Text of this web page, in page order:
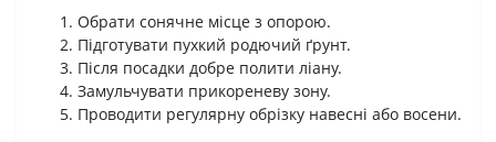
Обрати сонячне місце з опорою.
Підготувати пухкий родючий ґрунт.
Після посадки добре полити ліану.
Замульчувати прикореневу зону.
Проводити регулярну обрізку навесні або восени.